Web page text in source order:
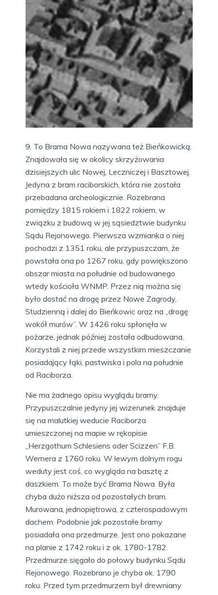
9. To Brama Nowa nazywana też Bieńkowicką.
Znajdowała się w okolicy skrzyżowania
dzisiejszych ulic Nowej, Leczniczej i Basztowej.
Jedyna z bram raciborskich, która nie została
przebadana archeologicznie. Rozebrana
pomiędzy 1815 rokiem i 1822 rokiem, w
związku z budową w jej sąsiedztwie budynku
Sądu Rejonowego. Pierwsza wzmianka o niej
pochodzi z 1351 roku, ale przypuszczam, że
powstała ona po 1267 roku, gdy powiększono
obszar miasta na południe od budowanego
wtedy kościoła WNMP. Przez nią można się
było dostać na drogę przez Nowe Zagrody,
Studzienną i dalej do Bieńkowic oraz na „drogę
wokół murów”. W 1426 roku spłonęła w
pożarze, jednak później została odbudowana.
Korzystali z niej przede wszystkim mieszczanie
posiadający łąki, pastwiska i pola na południe
od Raciborza.
Nie ma żadnego opisu wyglądu bramy.
Przypuszczalnie jedyny jej wizerunek znajduje
się na malutkiej weducie Raciborza
umieszczonej na mapie w rękopisie
„Herzgothum Schlesiens oder Scizzen” F.B.
Wernera z 1760 roku. W lewym dolnym rogu
weduty jest coś, co wygląda na basztę z
daszkiem. To może być Brama Nowa. Była
chyba dużo niższa od pozostałych bram.
Murowana, jednopiętrowa, z czterospadowym
dachem. Podobnie jak pozostałe bramy
posiadała ona przedmurze. Jest ono pokazane
na planie z 1742 roku i z ok. 1780-1782.
Przedmurze sięgało do połowy budynku Sądu
Rejonowego. Rozebrano je chyba ok. 1790
roku. Przed tym przedmurzem był drewniany